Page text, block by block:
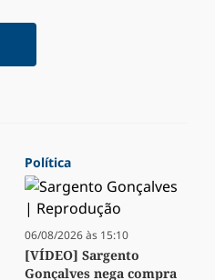
Política
06/08/2026 às 15:10
[VÍDEO] Sargento
Gonçalves nega compra